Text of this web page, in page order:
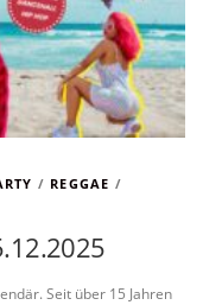
/ REGGAE /
Seit über 15 Jahren